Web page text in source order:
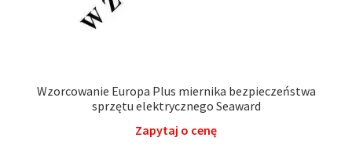
Wzorcowanie Europa Plus miernika bezpieczeństwa
sprzętu elektrycznego Seaward
Zapytaj o cenę